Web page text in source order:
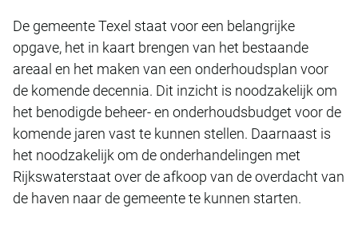
De gemeente Texel staat voor een belangrijke
opgave, het in kaart brengen van het bestaande
areaal en het maken van een onderhoudsplan voor
de komende decennia. Dit inzicht is noodzakelijk om
het benodigde beheer- en onderhoudsbudget voor de
komende jaren vast te kunnen stellen. Daarnaast is
het noodzakelijk om de onderhandelingen met
Rijkswaterstaat over de afkoop van de overdacht van
de haven naar de gemeente te kunnen starten.